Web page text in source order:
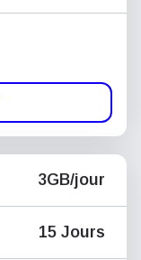
3GB/jour
15 Jours